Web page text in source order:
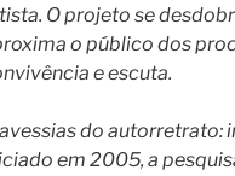
O projeto se
o público dos
e escuta.
do autorretrato:
em 2005, a